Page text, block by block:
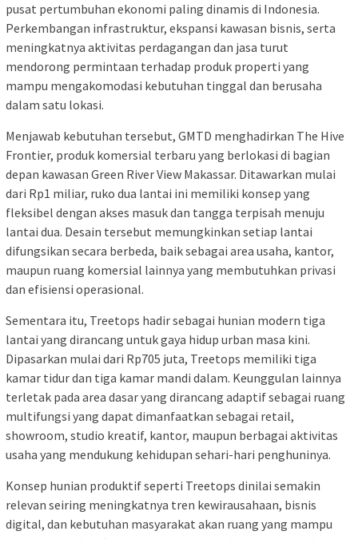
pusat pertumbuhan ekonomi paling dinamis di Indonesia.
Perkembangan infrastruktur, ekspansi kawasan bisnis, serta
meningkatnya aktivitas perdagangan dan jasa turut
mendorong permintaan terhadap produk properti yang
mampu mengakomodasi kebutuhan tinggal dan berusaha
dalam satu lokasi.
Menjawab kebutuhan tersebut, GMTD menghadirkan The Hive
Frontier, produk komersial terbaru yang berlokasi di bagian
depan kawasan Green River View Makassar. Ditawarkan mulai
dari Rp1 miliar, ruko dua lantai ini memiliki konsep yang
fleksibel dengan akses masuk dan tangga terpisah menuju
lantai dua. Desain tersebut memungkinkan setiap lantai
difungsikan secara berbeda, baik sebagai area usaha, kantor,
maupun ruang komersial lainnya yang membutuhkan privasi
dan efisiensi operasional.
Sementara itu, Treetops hadir sebagai hunian modern tiga
lantai yang dirancang untuk gaya hidup urban masa kini.
Dipasarkan mulai dari Rp705 juta, Treetops memiliki tiga
kamar tidur dan tiga kamar mandi dalam. Keunggulan lainnya
terletak pada area dasar yang dirancang adaptif sebagai ruang
multifungsi yang dapat dimanfaatkan sebagai retail,
showroom, studio kreatif, kantor, maupun berbagai aktivitas
usaha yang mendukung kehidupan sehari-hari penghuninya.
Konsep hunian produktif seperti Treetops dinilai semakin
relevan seiring meningkatnya tren kewirausahaan, bisnis
digital, dan kebutuhan masyarakat akan ruang yang mampu